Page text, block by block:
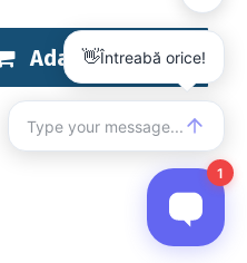
Adaugă în coș